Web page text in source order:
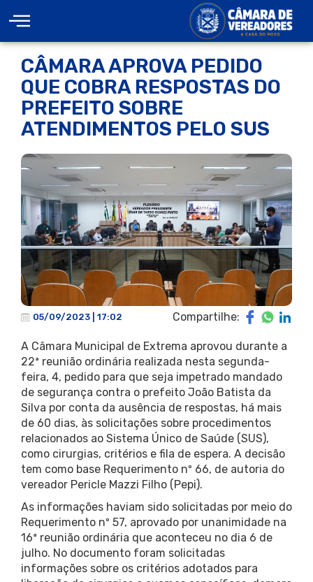
CÂMARA APROVA PEDIDO
QUE COBRA RESPOSTAS DO
PREFEITO SOBRE
ATENDIMENTOS PELO SUS
05/09/2023 | 17:02 Compartilhe:
A Câmara Municipal de Extrema aprovou durante a
22ª reunião ordinária realizada nesta segunda-
feira, 4, pedido para que seja impetrado mandado
de segurança contra o prefeito João Batista da
Silva por conta da ausência de respostas, há mais
de 60 dias, às solicitações sobre procedimentos
relacionados ao Sistema Único de Saúde (SUS),
como cirurgias, critérios e fila de espera. A decisão
tem como base Requerimento nº 66, de autoria do
vereador Pericle Mazzi Filho (Pepi).
As informações haviam sido solicitadas por meio do
Requerimento nº 57, aprovado por unanimidade na
16ª reunião ordinária que aconteceu no dia 6 de
julho. No documento foram solicitadas
informações sobre os critérios adotados para